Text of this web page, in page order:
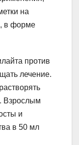
на
в форме
против
лечение.
Взрослым
и
в 50 мл